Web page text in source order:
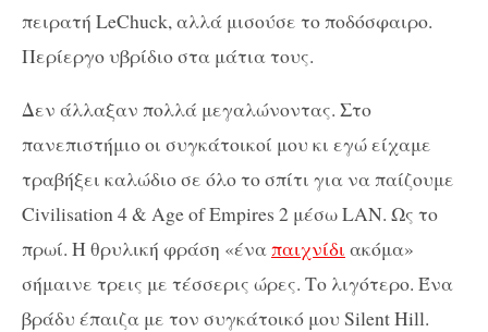
πειρατή LeChuck, αλλά μισούσε το ποδόσφαιρο.
Περίεργο υβρίδιο στα μάτια τους.
Δεν άλλαξαν πολλά μεγαλώνοντας. Στο
πανεπιστήμιο οι συγκάτοικοί μου κι εγώ είχαμε
τραβήξει καλώδιο σε όλο το σπίτι για να παίζουμε
Civilisation 4 & Age of Empires 2 μέσω LAN. Ως το
πρωί. Η θρυλική φράση «έναπαιχνίδι ακόμα»
σήμαινε τρεις με τέσσερις ώρες. Το λιγότερο. Ένα
βράδυ έπαιζα με τον συγκάτοικό μου Silent Hill.